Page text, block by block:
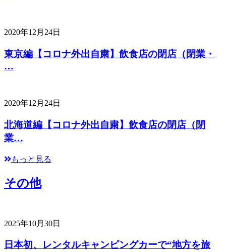
2020年12月24日
東京編【コロナ外出自粛】飲食店の閉店（閉業・
…
2020年12月24日
北海道編【コロナ外出自粛】飲食店の閉店（閉
業…
もっと見る
その他
2025年10月30日
日本初、レンタルキャンピングカーで“地方を旅